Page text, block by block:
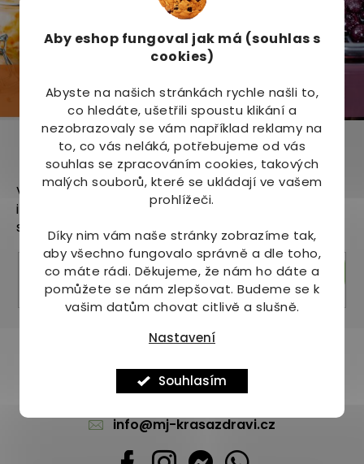
Aby eshop fungoval jak má (souhlas s
cookies)
Abyste na našich stránkách rychle našli to,
co hledáte, ušetřili spoustu klikání a
nezobrazovaly se vám například reklamy na
to, co vás neláká, potřebujeme od vás
souhlas se zpracováním cookies, takových
malých souborů, které se ukládají ve vašem
prohlížeči.
Díky nim vám naše stránky zobrazíme tak,
aby všechno fungovalo správně a dle toho,
co máte rádi. Děkujeme, že nám ho dáte a
pomůžete se nám zlepšovat. Budeme se k
vašim datům chovat citlivě a slušně.
Nastavení
Souhlasím
Odebírat newsletter
Vložte svůj e-mail a my vám budeme zasílat
informace o nových produktech na našem e-
shopu.
Přihlásit se
Pomůžeme vám s výběrem
Potřebujete s něčím poradit? Jsme tu pro vás!
info@mj-krasazdravi.cz